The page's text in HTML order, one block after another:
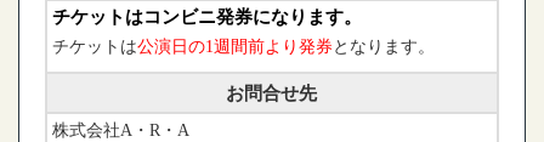
チケットはコンビニ発券になります。
チケットは公演日の1週間前より発券 となります。
お問合せ先
株式会社A・R・A